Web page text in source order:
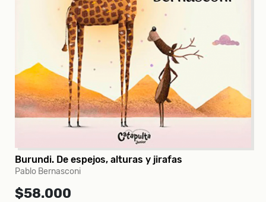
Burundi. De espejos, alturas y jirafas
Pablo Bernasconi
$58.000